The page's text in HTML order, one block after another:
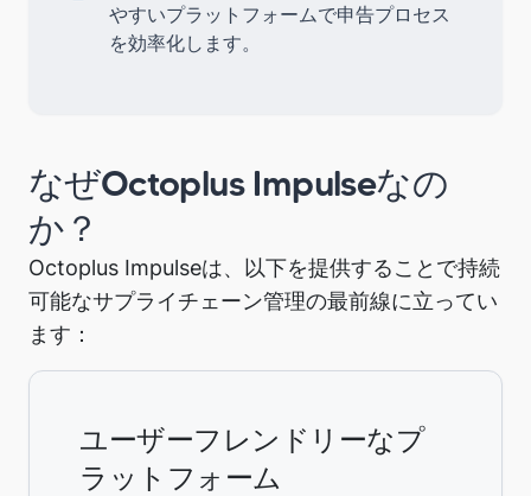
やすいプラットフォームで申告プロセス
を効率化します。
なぜOctoplus Impulseなの
か？
Octoplus Impulseは、以下を提供することで持続
可能なサプライチェーン管理の最前線に立ってい
ます：
ユーザーフレンドリーなプ
ラットフォーム